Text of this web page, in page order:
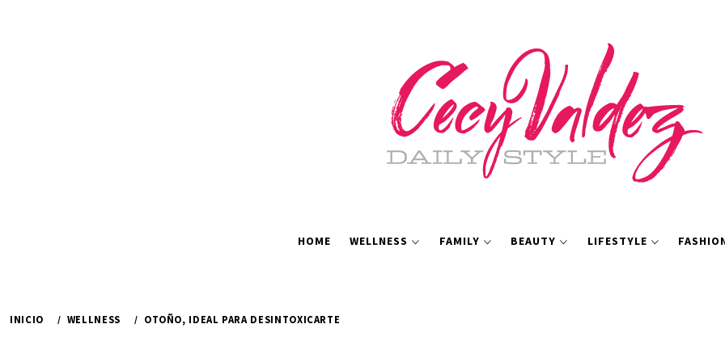
HOME WELLNESS FAMILY BEAUTY LIFESTYLE
INICIO WELLNESS OTOÑO, IDEAL PARA DESINTOXICARTE